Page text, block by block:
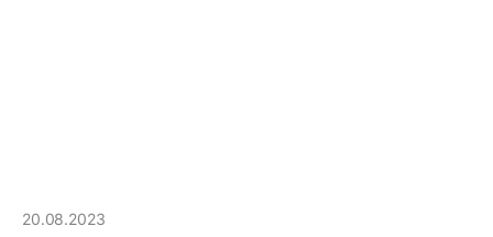
20.08.2023